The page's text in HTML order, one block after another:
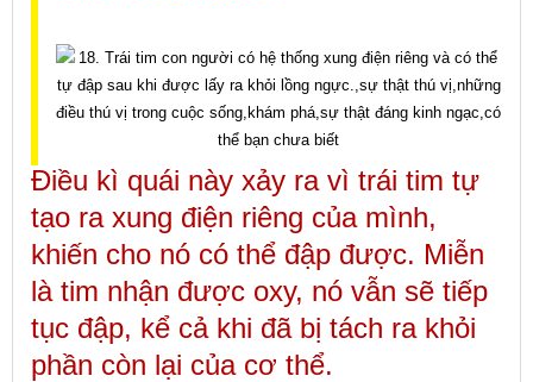
Điều kì quái này xảy ra vì trái tim tự
tạo ra xung điện riêng của mình,
khiến cho nó có thể đập được. Miễn
là tim nhận được oxy, nó vẫn sẽ tiếp
tục đập, kể cả khi đã bị tách ra khỏi
phần còn lại của cơ thể.